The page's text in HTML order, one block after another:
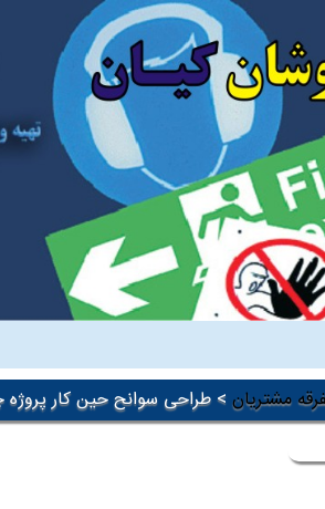
مشتریان> طراحی سوانح حین کار پروژه